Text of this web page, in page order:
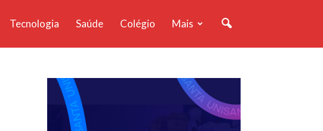
Tecnologia Saúde Colégio Mais